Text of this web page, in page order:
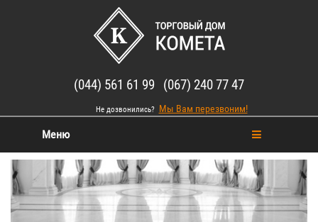
(044) 561 61 99 (067) 240 77 47
Не дозвонились? Мы Вам перезвоним!
Меню